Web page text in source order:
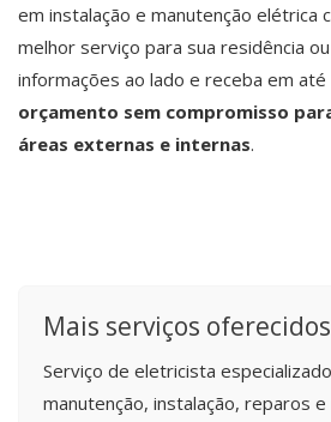
em instalação e manutenção elétrica
melhor serviço para sua residência
informações ao lado e receba em até
orçamento sem compromisso
áreas externas e internas.
Mais serviços oferecidos
Serviço de eletricista
manutenção, instalação, reparos